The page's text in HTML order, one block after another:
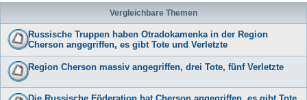
Vergleichbare Themen
Russische Truppen haben Otradokamenka in der Region
Cherson angegriffen, es gibt Tote und Verletzte
Region Cherson massiv angegriffen, drei Tote, fünf Verletzte